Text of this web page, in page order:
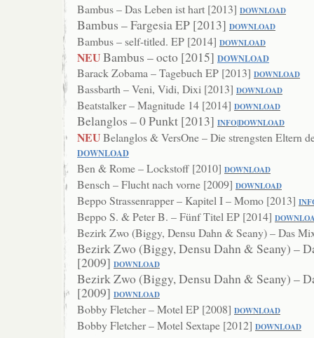
Bambus – Das Leben ist hart [2013] DOWNLOAD
Bambus – Fargesia EP [2013] DOWNLOAD
Bambus – self-titled. EP [2014] DOWNLOAD
NEUBambus – octo [2015] DOWNLOAD
Barack Zobama – Tagebuch EP [2013] DOWNLOAD
Bassbarth – Veni, Vidi, Dixi [2013] DOWNLOAD
Beatstalker – Magnitude 14 [2014] DOWNLOAD
Belanglos – 0 Punkt [2013] INFO|DOWNLOAD
NEUBelanglos & VersOne – Die strengsten Eltern
DOWNLOAD
Ben & Rome – Lockstoff [2010] DOWNLOAD
Bensch – Flucht nach vorne [2009] DOWNLOAD
Beppo Strassenrapper – Kapitel I – Momo [2013]
Beppo S. & Peter B. – Fünf Titel EP [2014] DOWNL
Bezirk Zwo (Biggy, Densu Dahn & Seany) – Das
Bezirk Zwo (Biggy, Densu Dahn & Seany) –
[2009] DOWNLOAD
Bezirk Zwo (Biggy, Densu Dahn & Seany) –
[2009] DOWNLOAD
Bobby Fletcher – Motel EP [2008] DOWNLOAD
Bobby Fletcher – Motel Sextape [2012] DOWNLOAD